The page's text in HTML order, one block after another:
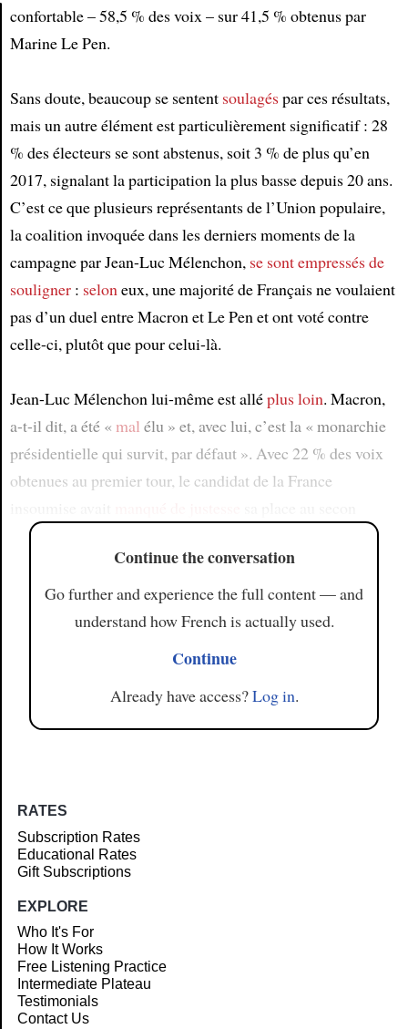
confortable – 58,5 % des voix – sur 41,5 % obtenus par
Marine Le Pen.
Sans doute, beaucoup se sentent soulagéspar ces résultats,
mais un autre élément est particulièrement significatif : 28
% des électeurs se sont abstenus, soit 3 % de plus qu’en
2017, signalant la participation la plus basse depuis 20 ans.
C’est ce que plusieurs représentants de l’Union populaire,
la coalition invoquée dans les derniers moments de la
campagne par Jean-Luc Mélenchon, se sont empressés de
souligner: seloneux, une majorité de Français ne voulaient
pas d’un duel entre Macron et Le Pen et ont voté contre
celle-ci, plutôt que pour celui-là.
Jean-Luc Mélenchon lui-même est alléplus loin. Macron,
a-t-il dit, a été « mal élu » et, avec lui, c’est la « monarchie
présidentielle qui survit, par défaut ». Avec 22 % des voix
obtenues au premier tour, le candidat de la France
Continue the conversation
Go further and experience the full content — and
understand how French is actually used.
Continue
Already have access?Log in.
RATES
Subscription Rates
Educational Rates
Gift Subscriptions
EXPLORE
Who It's For
How It Works
Free Listening Practice
Intermediate Plateau
Testimonials
Contact Us